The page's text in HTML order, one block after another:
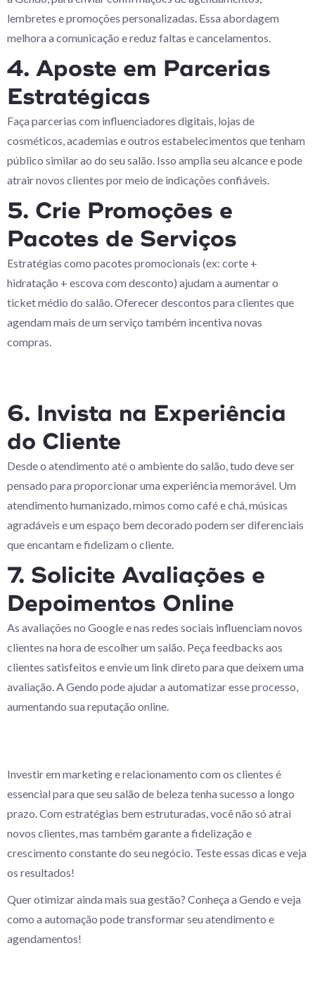
lembretes e promoções personalizadas. Essa abordagem
melhora a comunicação e reduz faltas e cancelamentos.
4. Aposte em Parcerias
Estratégicas
Faça parcerias com influenciadores digitais, lojas de
cosméticos, academias e outros estabelecimentos que tenham
público similar ao do seu salão. Isso amplia seu alcance e pode
atrair novos clientes por meio de indicações confiáveis.
5. Crie Promoções e
Pacotes de Serviços
Estratégias como pacotes promocionais (ex: corte +
hidratação + escova com desconto) ajudam a aumentar o
ticket médio do salão. Oferecer descontos para clientes que
agendam mais de um serviço também incentiva novas
compras.
6. Invista na Experiência
do Cliente
Desde o atendimento até o ambiente do salão, tudo deve ser
pensado para proporcionar uma experiência memorável. Um
atendimento humanizado, mimos como café e chá, músicas
agradáveis e um espaço bem decorado podem ser diferenciais
que encantam e fidelizam o cliente.
7. Solicite Avaliações e
Depoimentos Online
As avaliações no Google e nas redes sociais influenciam novos
clientes na hora de escolher um salão. Peça feedbacks aos
clientes satisfeitos e envie um link direto para que deixem uma
avaliação. A Gendo pode ajudar a automatizar esse processo,
aumentando sua reputação online.
Investir em marketing e relacionamento com os clientes é
essencial para que seu salão de beleza tenha sucesso a longo
prazo. Com estratégias bem estruturadas, você não só atrai
novos clientes, mas também garante a fidelização e
crescimento constante do seu negócio. Teste essas dicas e veja
os resultados!
Quer otimizar ainda mais sua gestão? Conheça a Gendo e veja
como a automação pode transformar seu atendimento e
agendamentos!